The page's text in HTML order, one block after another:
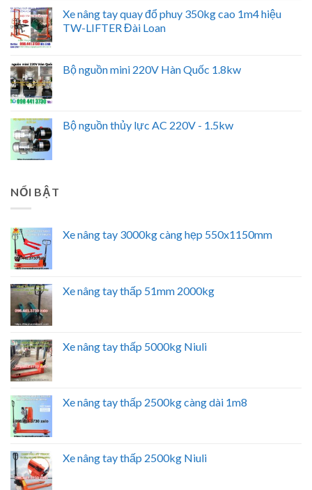
Xe nâng tay quay đổ phuy 350kg cao 1m4 hiệu
TW-LIFTER Đài Loan
Bộ nguồn mini 220V Hàn Quốc 1.8kw
Bộ nguồn thủy lực AC 220V - 1.5kw
NỔI BẬT
Xe nâng tay 3000kg càng hẹp 550x1150mm
Xe nâng tay thấp 51mm 2000kg
Xe nâng tay thấp 5000kg Niuli
Xe nâng tay thấp 2500kg càng dài 1m8
Xe nâng tay thấp 2500kg Niuli